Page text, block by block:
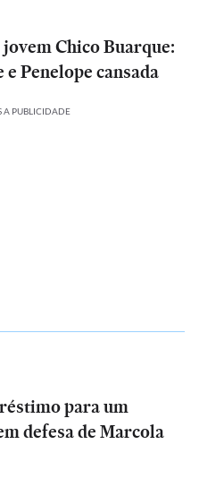
Chico Buarque:
Penelope cansada
A PUBLICIDADE
para um
defesa de Marcola